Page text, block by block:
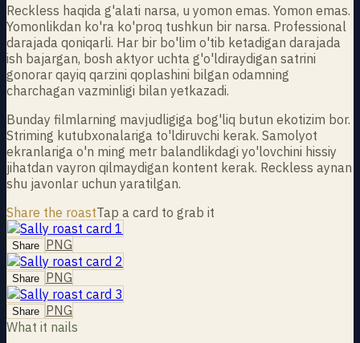
Reckless haqida g'alati narsa, u yomon emas. Yomon emas.
Yomonlikdan ko'ra ko'proq tushkun bir narsa. Professional
darajada qoniqarli. Har bir bo'lim o'tib ketadigan darajada
ish bajargan, bosh aktyor uchta g'o'ldiraydigan satrini
gonorar qayiq qarzini qoplashini bilgan odamning
charchagan vazminligi bilan yetkazadi.
Bunday filmlarning mavjudligiga bog'liq butun ekotizim bor.
Striming kutubxonalariga to'ldiruvchi kerak. Samolyot
ekranlariga o'n ming metr balandlikdagi yo'lovchini hissiy
jihatdan vayron qilmaydigan kontent kerak. Reckless aynan
shu javonlar uchun yaratilgan.
Share the roastTap a card to grab it
Share PNG
Share PNG
Share PNG
What it nails